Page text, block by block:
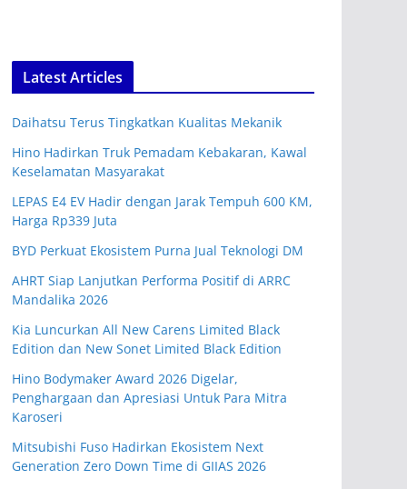
Latest Articles
Daihatsu Terus Tingkatkan Kualitas Mekanik
Hino Hadirkan Truk Pemadam Kebakaran, Kawal
Keselamatan Masyarakat
LEPAS E4 EV Hadir dengan Jarak Tempuh 600 KM,
Harga Rp339 Juta
BYD Perkuat Ekosistem Purna Jual Teknologi DM
AHRT Siap Lanjutkan Performa Positif di ARRC
Mandalika 2026
Kia Luncurkan All New Carens Limited Black
Edition dan New Sonet Limited Black Edition
Hino Bodymaker Award 2026 Digelar,
Penghargaan dan Apresiasi Untuk Para Mitra
Karoseri
Mitsubishi Fuso Hadirkan Ekosistem Next
Generation Zero Down Time di GIIAS 2026